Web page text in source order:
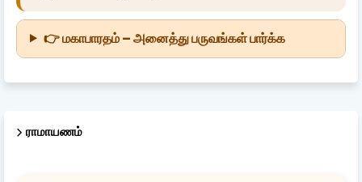
👉 மகாபாரதம் – அனைத்து பருவங்கள் பார்க்க
ராமாயணம்